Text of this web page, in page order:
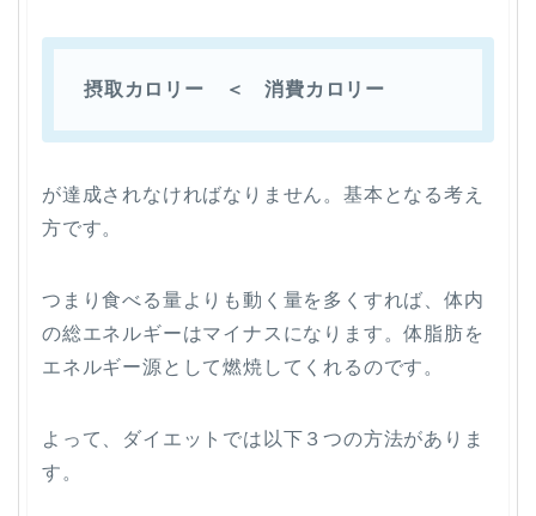
摂取カロリー ＜ 消費カロリー
が達成されなければなりません。基本となる考え
方です。
つまり食べる量よりも動く量を多くすれば、体内
の総エネルギーはマイナスになります。体脂肪を
エネルギー源として燃焼してくれるのです。
よって、ダイエットでは以下３つの方法がありま
す。